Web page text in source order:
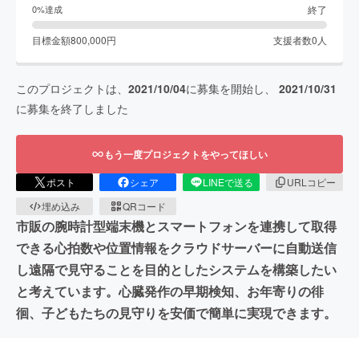
0%達成 終了
目標金額800,000円 支援者数0 人
このプロジェクトは、 2021/10/04に募集を開始し、 2021/10/31
に募集を終了しました
もう一度プロジェクトをやってほしい
ポスト シェア LINEで送る
URLコピー
埋め込み
QRコード
市販の腕時計型端末機とスマートフォンを連携して取得
できる心拍数や位置情報をクラウドサーバーに自動送信
し遠隔で見守ることを目的としたシステムを構築したい
と考えています。心臓発作の早期検知、お年寄りの徘
徊、子どもたちの見守りを安価で簡単に実現できます。